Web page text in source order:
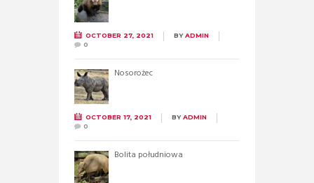
OCTOBER 27, 2021 BYADMIN
0
Nosorożec
OCTOBER 17, 2021 BYADMIN
0
Bolita południowa